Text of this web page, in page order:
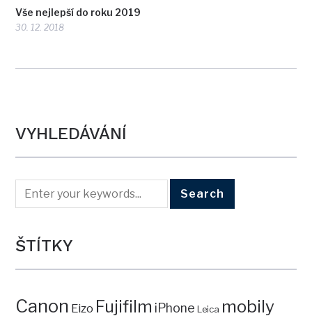
Vše nejlepší do roku 2019
30. 12. 2018
VYHLEDÁVÁNÍ
ŠTÍTKY
Canon Eizo Fujifilm iPhone Leica mobily